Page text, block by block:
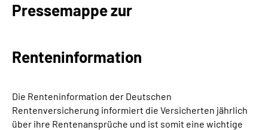
Rente
Über uns & Presse
Pressemappe zur
Renteninformation
Die Renteninformation der Deutschen
Rentenversicherung informiert die Versicherten jährlich
über ihre Rentenansprüche und ist somit eine wichtige